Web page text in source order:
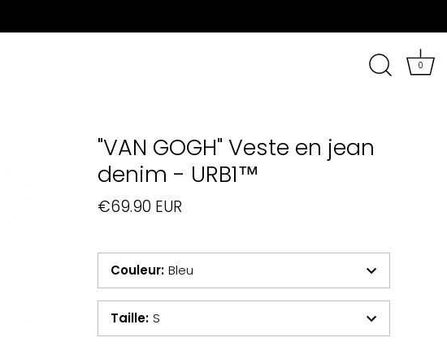
0
"VAN GOGH" Veste en jean
denim - URB1™
€69.90 EUR
Couleur: Bleu
Taille: S